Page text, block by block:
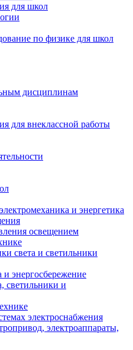
для школ
по физике для школ
дисциплинам
для внеклассной работы
и энергетика
освещением
света и светильники
и энергосбережение
светильники и
электроснабжения
электроаппараты,